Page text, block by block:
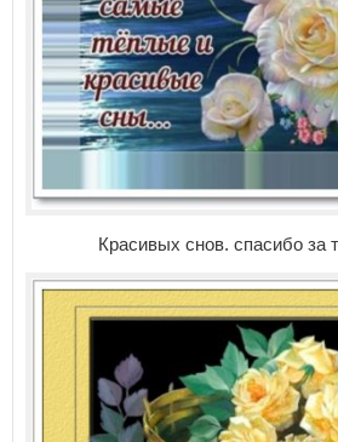
Красивых снов. спасибо за